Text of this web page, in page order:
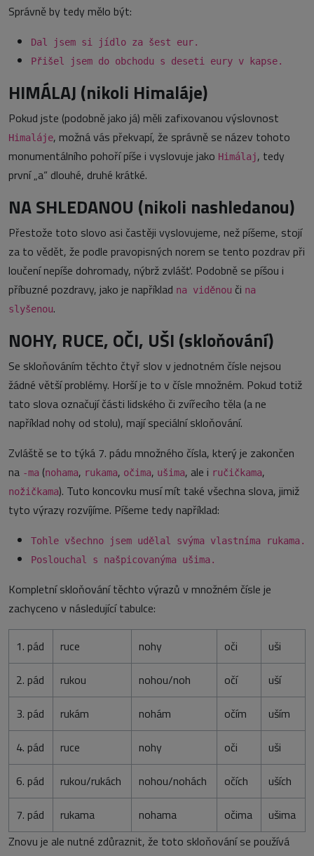
Správně by tedy mělo být:
Dal jsem si jídlo za šest eur.
Přišel jsem do obchodu s deseti eury v kapse.
HIMÁLAJ (nikoli Himaláje)
Pokud jste (podobně jako já) měli zafixovanou výslovnost
Himaláje, možná vás překvapí, že správně se název tohoto
monumentálního pohoří píše i vyslovuje jako Himálaj, tedy
první „a“ dlouhé, druhé krátké.
NA SHLEDANOU (nikoli nashledanou)
Přestože toto slovo asi častěji vyslovujeme, než píšeme, stojí
za to vědět, že podle pravopisných norem se tento pozdrav při
loučení nepíše dohromady, nýbrž zvlášť. Podobně se píšou i
příbuzné pozdravy, jako je například na viděnou či na
slyšenou.
NOHY, RUCE, OČI, UŠI (skloňování)
Se skloňováním těchto čtyř slov v jednotném čísle nejsou
žádné větší problémy. Horší je to v čísle množném. Pokud totiž
tato slova označují části lidského či zvířecího těla (a ne
například nohy od stolu), mají speciální skloňování.
Zvláště se to týká 7. pádu množného čísla, který je zakončen
na -ma (nohama, rukama, očima, ušima, ale i ručičkama,
nožičkama). Tuto koncovku musí mít také všechna slova, jimiž
tyto výrazy rozvíjíme. Píšeme tedy například:
Tohle všechno jsem udělal svýma vlastníma rukama.
Poslouchal s našpicovanýma ušima.
Kompletní skloňování těchto výrazů v množném čísle je
zachyceno v následující tabulce:
1. pád ruce nohy oči
uši
2. pád
rukou nohou/noh očí
uší
3. pád
rukám nohám očím
uším
4. pád
ruce nohy oči
uši
6. pád
rukou/rukách nohou/nohách očích
uších
7. pád
rukama nohama očima
ušima
Znovu je ale nutné zdůraznit, že toto skloňování se používá